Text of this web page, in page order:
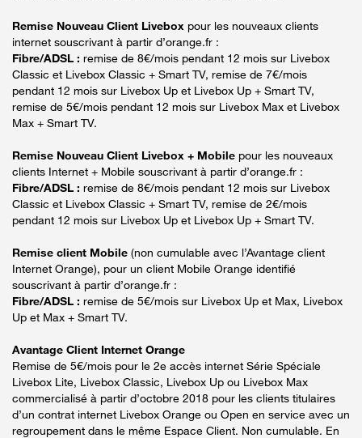
Remise Nouveau Client Livebox pour les nouveaux clients
internet souscrivant à partir d’orange.fr :
Fibre/ADSL : remise de 8€/mois pendant 12 mois sur Livebox
Classic et Livebox Classic + Smart TV, remise de 7€/mois
pendant 12 mois sur Livebox Up et Livebox Up + Smart TV,
remise de 5€/mois pendant 12 mois sur Livebox Max et Livebox
Max + Smart TV.
Remise Nouveau Client Livebox + Mobile pour les nouveaux
clients Internet + Mobile souscrivant à partir d’orange.fr :
Fibre/ADSL : remise de 8€/mois pendant 12 mois sur Livebox
Classic et Livebox Classic + Smart TV, remise de 2€/mois
pendant 12 mois sur Livebox Up et Livebox Up + Smart TV.
Remise client Mobile (non cumulable avec l’Avantage client
Internet Orange), pour un client Mobile Orange identifié
souscrivant à partir d’orange.fr :
Fibre/ADSL : remise de 5€/mois sur Livebox Up et Max, Livebox
Up et Max + Smart TV.
Avantage Client Internet Orange
Remise de 5€/mois pour le 2e accès internet Série Spéciale
Livebox Lite, Livebox Classic, Livebox Up ou Livebox Max
commercialisé à partir d’octobre 2018 pour les clients titulaires
d’un contrat internet Livebox Orange ou Open en service avec un
regroupement dans le même Espace Client. Non cumulable. En